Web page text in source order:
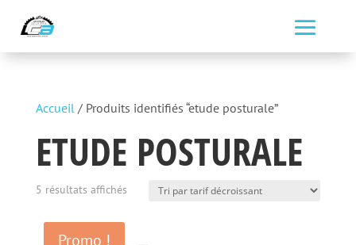
Accueil/ Produits identifiés “etude posturale”
ETUDE POSTURALE
5 résultats affichésTrié
Promo !